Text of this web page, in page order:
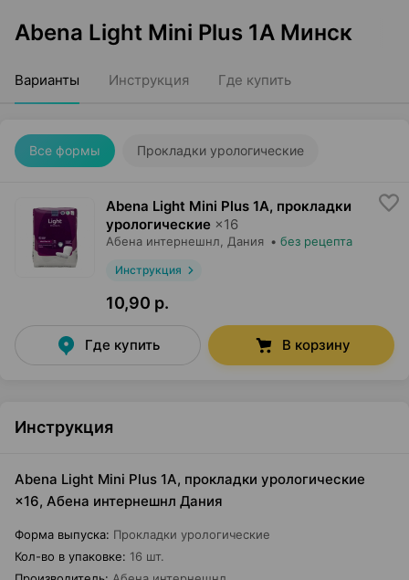
Abena Light Mini Plus 1A Минск
Варианты Инструкция Где купить
Все формы Прокладки урологические
Abena Light Mini Plus 1A, прокладки
урологические ×16
Абена интернешнл , Дания • без рецепта
Инструкция
10,90 р.
Где купить В корзину
Инструкция
Abena Light Mini Plus 1A, прокладки урологические
×16, Абена интернешнл Дания
Форма выпуска: Прокладки урологические
Кол-во в упаковке: 16 шт.